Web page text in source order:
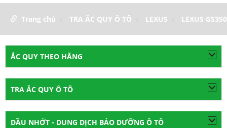
Trang chủ TRA ẮC QUY Ô TÔ LEXUS LEXUS GS350
ẮC QUY THEO HÃNG
TRA ẮC QUY Ô TÔ
DẦU NHỚT - DUNG DỊCH BẢO DƯỠNG Ô TÔ